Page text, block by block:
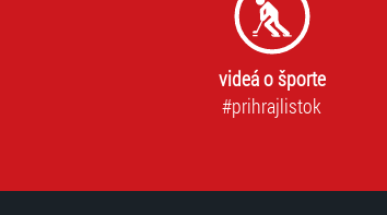
videá o športe
#prihrajlistok